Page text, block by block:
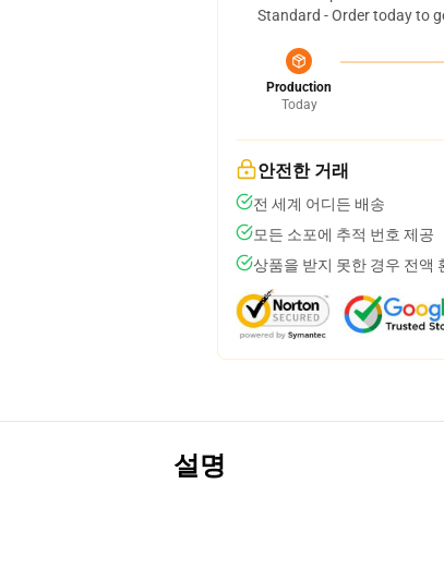
Standard - Order today to
Production
Today
안전한 거래
전 세계 어디든 배송
모든 소포에 추적 번호 제공
상품을 받지 못한 경우 전액
설명